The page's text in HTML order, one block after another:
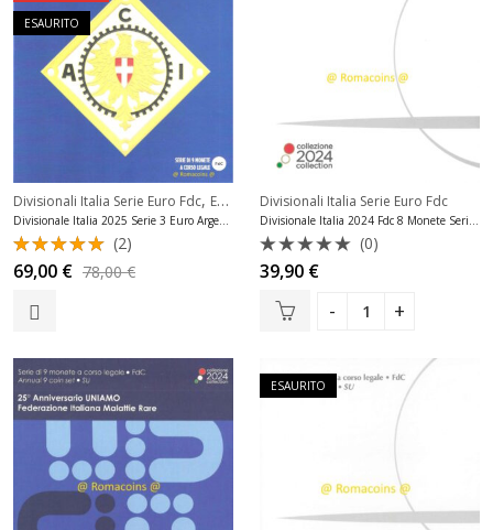
ESAURITO
Divisionali Italia Serie Euro Fdc, Emissioni Italia Ipzs 2025
Divisionale Italia 2025 Serie 3 Euro Argento Aci Fdc
Valutato
5.00 su 5
(2)
69,00 € 78,00€
Divisionali Italia Serie Euro Fdc
Divisionale Italia 2024 Fdc 8 Monete Serie Fior di Conio
Valutato
0
su
(0)
39,90 €
ESAURITO